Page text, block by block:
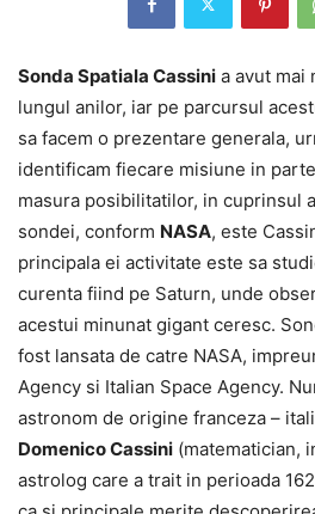
Sonda Spatiala Cassini a avut mai
lungul anilor, iar pe parcursul
sa facem o prezentare generala,
identificam fiecare misiune in
masura posibilitatilor, in cuprinsul
sondei, conform NASA, este
principala ei activitate este sa
curenta fiind pe Saturn, unde
acestui minunat gigant ceresc.
fost lansata de catre NASA,
Agency si Italian Space Agency.
astronom de origine franceza –
Domenico Cassini (matematician,
astrolog care a trait in perioada